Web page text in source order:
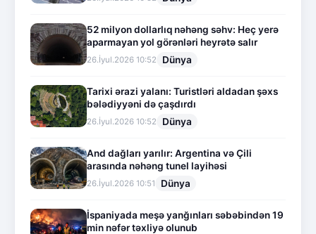
52 milyon dollarlıq nəhəng səhv: Heç yerə
aparmayan yol görənləri heyrətə salır
26.İyul.2026 10:52 Dünya
Tarixi ərazi yalanı: Turistləri aldadan şəxs
bələdiyyəni də çaşdırdı
26.İyul.2026 10:52 Dünya
And dağları yarılır: Argentina və Çili
arasında nəhəng tunel layihəsi
26.İyul.2026 10:51 Dünya
İspaniyada meşə yanğınları səbəbindən 19
min nəfər təxliyə olunub